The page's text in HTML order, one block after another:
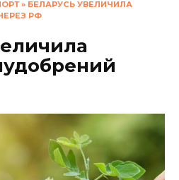
» БЕЛАРУСЬ УВЕЛИЧИЛА
РФ